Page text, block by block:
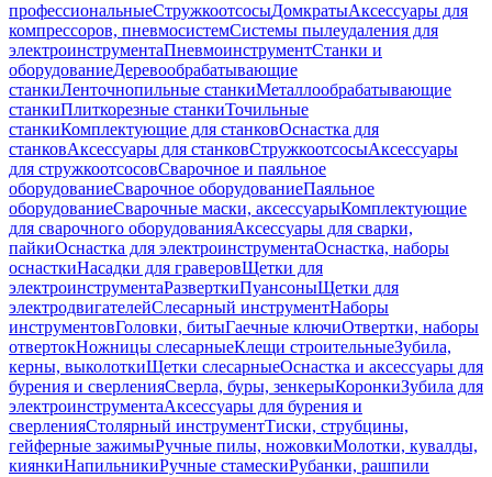
профессиональныеСтружкоотсосыДомкратыАксессуары для
компрессоров, пневмосистемСистемы пылеудаления для
электроинструментаПневмоинструментСтанки и
оборудованиеДеревообрабатывающие
станкиЛенточнопильные станкиМеталлообрабатывающие
станкиПлиткорезные станкиТочильные
станкиКомплектующие для станковОснастка для
станковАксессуары для станковСтружкоотсосыАксессуары
для стружкоотсосовСварочное и паяльное
оборудованиеСварочное оборудованиеПаяльное
оборудованиеСварочные маски, аксессуарыКомплектующие
для сварочного оборудованияАксессуары для сварки,
пайкиОснастка для электроинструментаОснастка, наборы
оснасткиНасадки для граверовЩетки для
электроинструментаРазверткиПуансоныЩетки для
электродвигателейСлесарный инструментНаборы
инструментовГоловки, битыГаечные ключиОтвертки, наборы
отвертокНожницы слесарныеКлещи строительныеЗубила,
керны, выколоткиЩетки слесарныеОснастка и аксессуары для
бурения и сверленияСверла, буры, зенкерыКоронкиЗубила для
электроинструментаАксессуары для бурения и
сверленияСтолярный инструментТиски, струбцины,
гейферные зажимыРучные пилы, ножовкиМолотки, кувалды,
киянкиНапильникиРучные стамескиРубанки, рашпили